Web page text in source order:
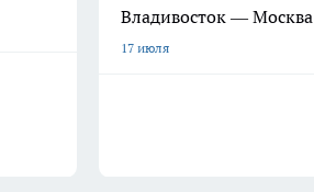
Владивосток — Москва
17 июля